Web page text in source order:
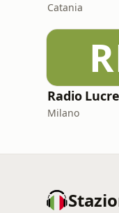
Catania
Radio
Milano